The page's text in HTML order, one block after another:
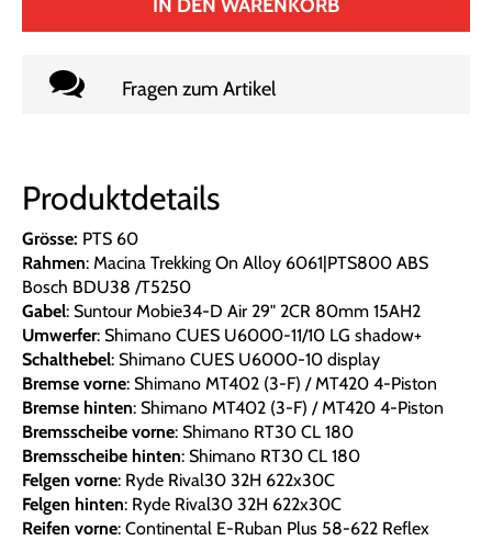
IN DEN WARENKORB
Fragen zum Artikel
Produktdetails
Grösse: PTS 60
Rahmen: Macina Trekking On Alloy 6061|PTS800 ABS
Bosch BDU38 /T5250
Gabel: Suntour Mobie34-D Air 29" 2CR 80mm 15AH2
Umwerfer: Shimano CUES U6000-11/10 LG shadow+
Schalthebel: Shimano CUES U6000-10 display
Bremse vorne: Shimano MT402 (3-F) / MT420 4-Piston
Bremse hinten: Shimano MT402 (3-F) / MT420 4-Piston
Bremsscheibe vorne: Shimano RT30 CL 180
Bremsscheibe hinten: Shimano RT30 CL 180
Felgen vorne: Ryde Rival30 32H 622x30C
Felgen hinten: Ryde Rival30 32H 622x30C
Reifen vorne: Continental E-Ruban Plus 58-622 Reflex